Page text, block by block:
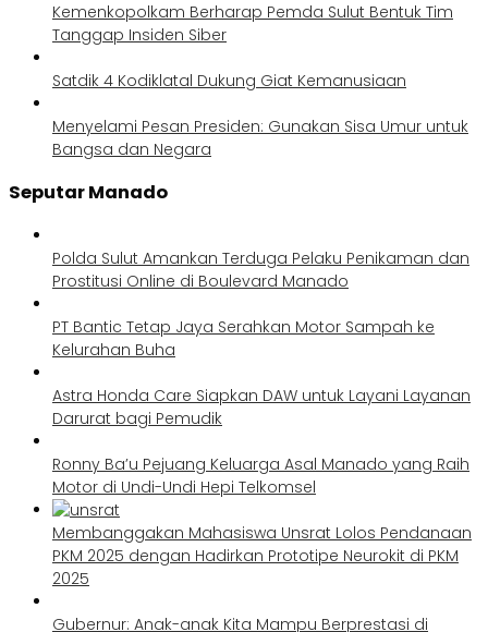
Kemenkopolkam Berharap Pemda Sulut Bentuk Tim
Tanggap Insiden Siber
Satdik 4 Kodiklatal Dukung Giat Kemanusiaan
Menyelami Pesan Presiden: Gunakan Sisa Umur untuk
Bangsa dan Negara
Seputar Manado
Polda Sulut Amankan Terduga Pelaku Penikaman dan
Prostitusi Online di Boulevard Manado
PT Bantic Tetap Jaya Serahkan Motor Sampah ke
Kelurahan Buha
Astra Honda Care Siapkan DAW untuk Layani Layanan
Darurat bagi Pemudik
Ronny Ba’u Pejuang Keluarga Asal Manado yang Raih
Motor di Undi-Undi Hepi Telkomsel
Membanggakan Mahasiswa Unsrat Lolos Pendanaan
PKM 2025 dengan Hadirkan Prototipe Neurokit di PKM
2025
Gubernur: Anak-anak Kita Mampu Berprestasi di